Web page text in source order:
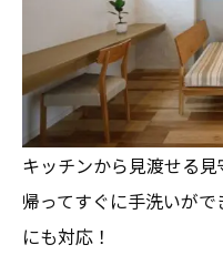
キッチンから見渡せる見
帰ってすぐに手洗いが
にも対応！